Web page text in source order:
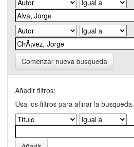
Comenzar nueva busqueda
Añadir filtros:
Usa los filtros para afinar la busqueda.